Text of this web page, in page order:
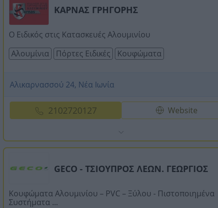
ΚΑΡΝΑΣ ΓΡΗΓΟΡΗΣ
Ο Ειδικός στις Κατασκευές Αλουμινίου
Αλουμίνια
Πόρτες Ειδικές Κουφώματα
Αλικαρνασσού 24, Νέα Ιωνία
2102720127 Website
GECO - ΤΣΙΟΥΠΡΟΣ ΛΕΩΝ. ΓΕΩΡΓΙΟΣ
Κουφώματα Αλουμινίου – PVC – Ξύλου - Πιστοποιημένα
Συστήματα ...